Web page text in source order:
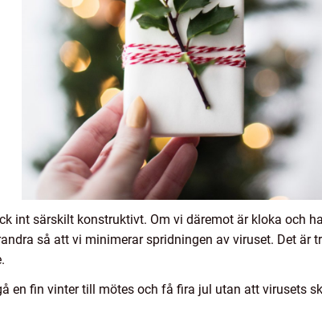
int särskilt konstruktivt. Om vi däremot är kloka och
så att vi minimerar spridningen av viruset. Det är
en fin vinter till mötes och få fira jul utan att virusets